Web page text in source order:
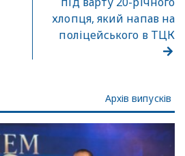
хлопця, який напав на
поліцейського в ТЦК
Архів випусків